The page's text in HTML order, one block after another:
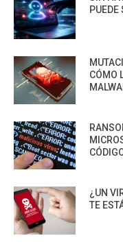
PUEDE
CÓMO
¿UN
TE